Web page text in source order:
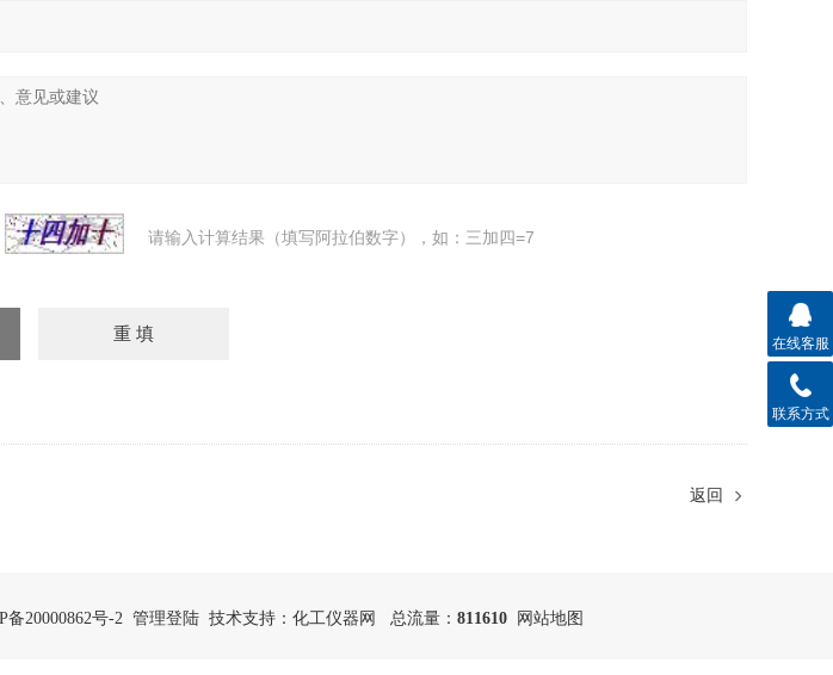
请输入计算结果（填写阿拉伯数字），如：三加四=7
返回
备20000862号-2 管理登陆 技术支持： 化工仪器网 总流量： 811610 网站地图
在线客服
联系方式